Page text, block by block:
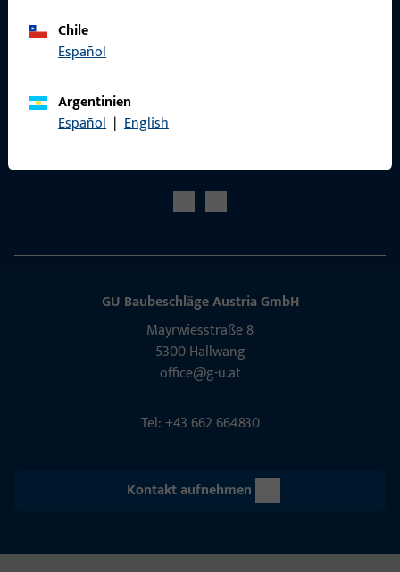
Chile
Español
Argentinien
Español | English
Social Media
GU Baubeschläge Aus­tria GmbH
Mayrwies­straße 8
5300 Hall­wang
office@g-u.at
Tel: +43 662 664830
Kontakt aufnehmen